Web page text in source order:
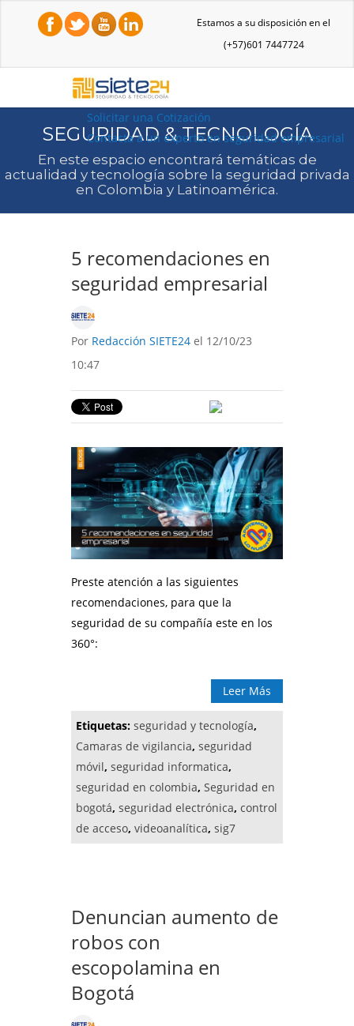
Estamos a su disposición en el
(+57)601 7447724
Solicitar una Cotización
Contacta a un experto en seguridad empresarial
SEGURIDAD & TECNOLOGÍA
En este espacio encontrará temáticas de
actualidad y tecnología sobre la seguridad privada
en Colombia y Latinoamérica.
5 recomendaciones en
seguridad empresarial
Por Redacción SIETE24 el 12/10/23
10:47
Preste atención a las siguientes
recomendaciones, para que la
seguridad de su compañía este en los
360°:
Leer Más
Etiquetas: seguridad y tecnología,
Camaras de vigilancia, seguridad
móvil, seguridad informatica,
seguridad en colombia, Seguridad en
bogotá, seguridad electrónica, control
de acceso, videoanalítica, sig7
Denuncian aumento de
robos con
escopolamina en
Bogotá